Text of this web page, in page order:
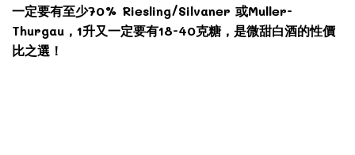
一定要有至少70% Riesling/Silvaner 或Muller-
Thurgau，1升又一定要有18-40克糖，是微甜白酒的性價
比之選！